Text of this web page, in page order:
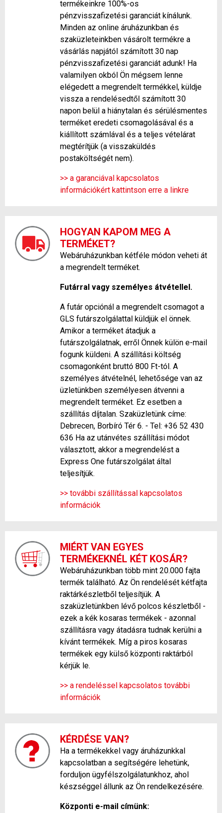
termékeinkre 100%-os
pénzvisszafizetési garanciát kínálunk.
Minden az online áruházunkban és
szaküzleteinkben vásárolt termékre a
vásárlás napjától számított 30 nap
pénzvisszafizetési garanciát adunk! Ha
valamilyen okból Ön mégsem lenne
elégedett a megrendelt termékkel, küldje
vissza a rendelésedtől számított 30
napon belül a hiánytalan és sérülésmentes
terméket eredeti csomagolásával és a
kiállított számlával és a teljes vételárat
megtérítjük (a visszaküldés
postaköltségét nem).
>> a garanciával kapcsolatos
információkért kattintson erre a linkre
HOGYAN KAPOM MEG A
TERMÉKET?
Webáruházunkban kétféle módon veheti át
a megrendelt terméket.
Futárral vagy személyes átvétellel.
A futár opciónál a megrendelt csomagot a
GLS futárszolgálattal küldjük el önnek.
Amikor a terméket átadjuk a
futárszolgálatnak, erről Önnek külön e-mail
fogunk küldeni. A szállítási költség
csomagonként bruttó 800 Ft-tól. A
személyes átvételnél, lehetősége van az
üzletünkben személyesen átvenni a
megrendelt terméket. Ez esetben a
szállítás díjtalan. Szaküzletünk címe:
Debrecen, Borbíró Tér 6. - Tel: +36 52 430
636 Ha az utánvétes szállítási módot
választott, akkor a megrendelést a
Express One futárszolgálat által
teljesítjük.
>> további szállítással kapcsolatos
információk
MIÉRT VAN EGYES
TERMÉKEKNÉL KÉT KOSÁR?
Webáruházunkban több mint 20.000 fajta
termék található. Az Ön rendelését kétfajta
raktárkészletből teljesítjük. A
szaküzletünkben lévő polcos készletből -
ezek a kék kosaras termékek - azonnal
szállításra vagy átadásra tudnak kerülni a
kívánt termékek. Míg a piros kosaras
termékek egy külső központi raktárból
kérjük le.
>> a rendeléssel kapcsolatos további
információk
KÉRDÉSE VAN?
Ha a termékekkel vagy áruházunkkal
kapcsolatban a segítségére lehetünk,
forduljon ügyfélszolgálatunkhoz, ahol
készséggel állunk az Ön rendelkezésére.
Központi e-mail címünk: